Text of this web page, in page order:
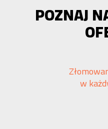
POZNAJ
w